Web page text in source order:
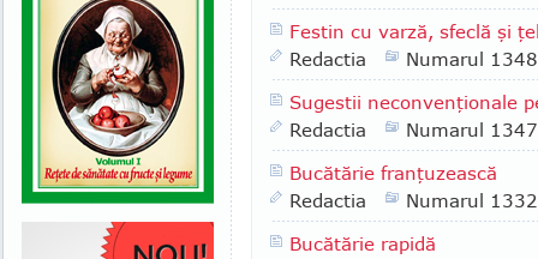
Festin cu varză, sfeclă şi
Redactia
Numarul 1348
Sugestii neconvenţionale
Redactia
Numarul 1347
Bucătărie franţuzească
Redactia
Numarul 1332
Bucătărie rapidă